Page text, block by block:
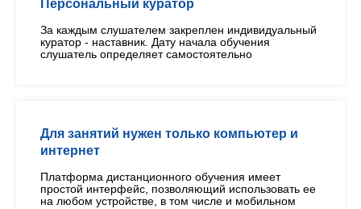
Персональный куратор
За каждым слушателем закреплен индивидуальный
куратор - наставник. Дату начала обучения
слушатель определяет самостоятельно
Для занятий нужен только компьютер и
интернет
Платформа дистанционного обучения имеет
простой интерфейс, позволяющий использовать ее
на любом устройстве, в том числе и мобильном